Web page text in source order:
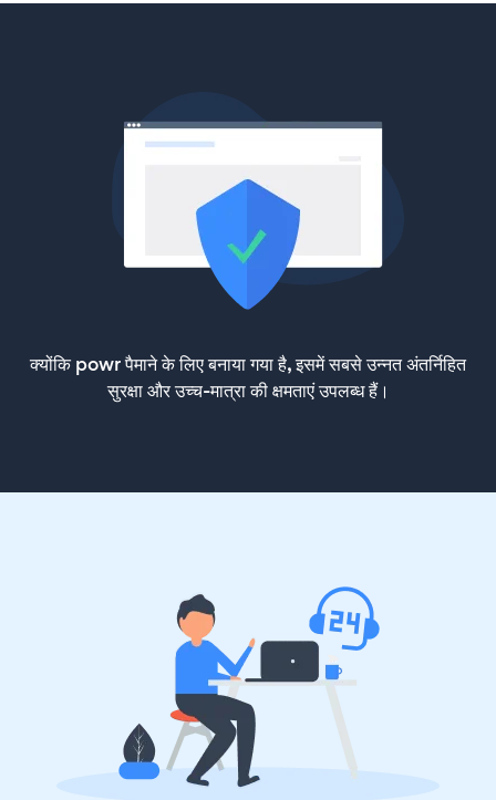
क्योंकि powr पैमाने के लिए बनाया गया है, इसमें सबसे उन्नत अंतर्निहित
सुरक्षा और उच्च-मात्रा की क्षमताएं उपलब्ध हैं।